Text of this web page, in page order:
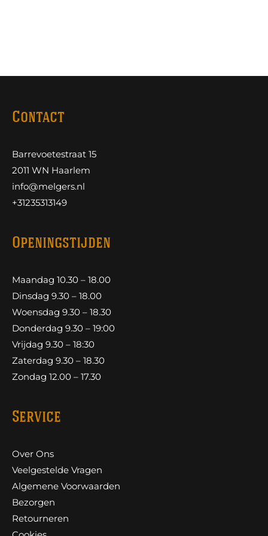
Contact
Barrevoetestraat 15
2011 WN Haarlem
info@melgers.nl
+31235313149
Openingstijden
Maandag 10.30 – 18.00
Dinsdag 9.30 – 18.00
Woensdag 9.30 – 18.30
Donderdag 9.30 – 19:00
Vrijdag 9.30 – 18:30
Zaterdag 9.30 – 18.30
Zondag 12.00 – 17.30
Service
Over Ons
Veelgestelde Vragen
Algemene Voorwaarden
Bezorgen
Retourneren